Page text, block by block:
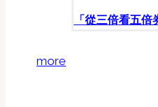
「從三倍看五
more